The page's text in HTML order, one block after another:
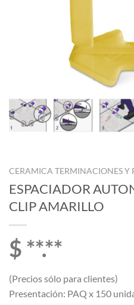
CERAMICA TERMINACIONES Y
ESPACIADOR
CLIP AMARILLO
$ **.**
(Precios sólo para clientes)
Presentación: PAQ x 150